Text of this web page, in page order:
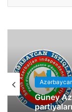
Güney